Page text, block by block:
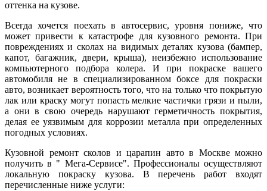
оттенка на кузове.
Всегда хочется поехать в автосервис, уровня пониже, что
может привести к катастрофе для кузовного ремонта. При
повреждениях и сколах на видимых деталях кузова (бампер,
капот, багажник, двери, крыша), неизбежно использование
компьютерного подбора колера. И при покраске вашего
автомобиля не в специализированном боксе для покраски
авто, возникает вероятность того, что на только что покрытую
лак или краску могут попасть мелкие частички грязи и пыли,
а они в свою очередь нарушают герметичность покрытия,
делая ее уязвимым для коррозии металла при определенных
погодных условиях.
Кузовной ремонт сколов и царапин авто в Москве можно
получить в " Мега-Сервисе". Профессионалы осуществляют
локальную покраску кузова. В перечень работ входят
перечисленные ниже услуги: